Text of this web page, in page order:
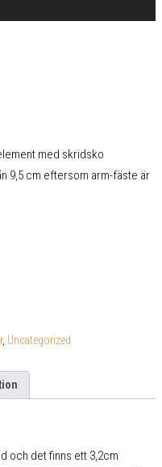
med skridsko
9,5 cm eftersom arm-fäste är
, Uncategorized
och det finns ett 3,2cm